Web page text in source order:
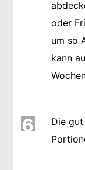
oder
um so
kann
6
Die